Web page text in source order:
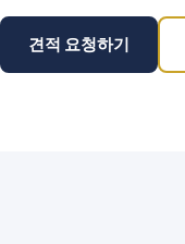
견적 요청하기